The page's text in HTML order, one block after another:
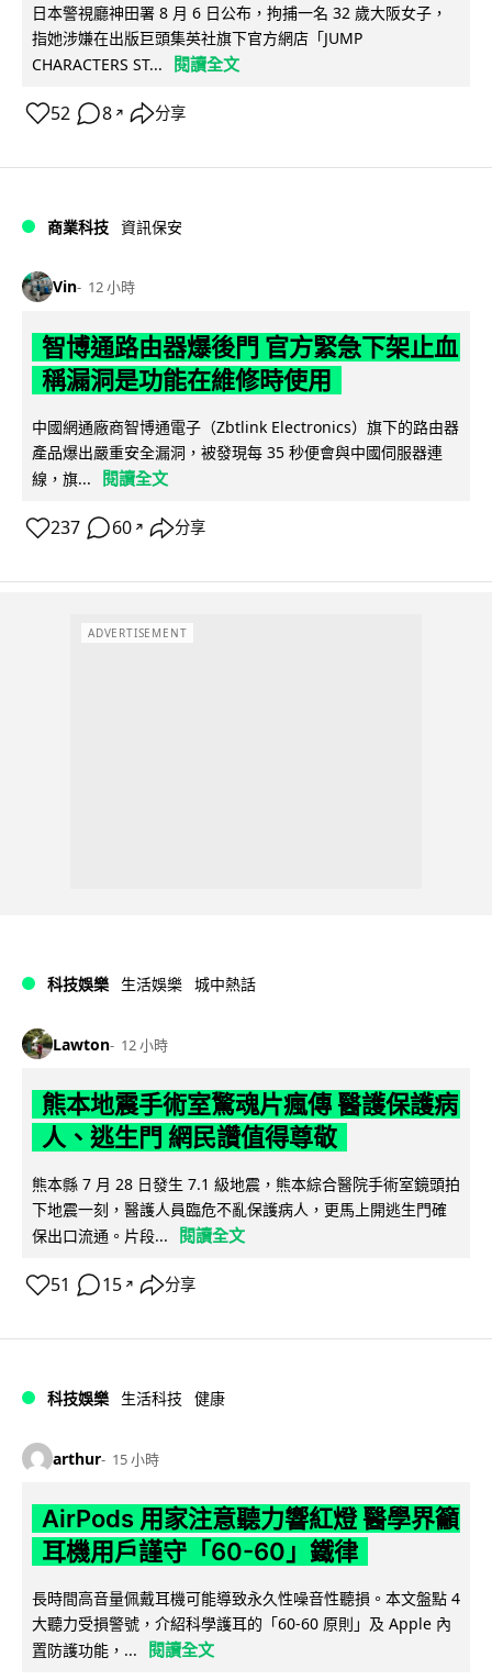
日本警視廳神田署 8 月 6 日公布，拘捕一名 32 歲大阪女子，
指她涉嫌在出版巨頭集英社旗下官方網店「JUMP
CHARACTERS ST...
閱讀全文
52 8 ↗ 分享
商業科技 資訊保安
Vin 12 小時
智博通路由器爆後門 官方緊急下架止血
稱漏洞是功能在維修時使用
中國網通廠商智博通電子（Zbtlink Electronics）旗下的路由器
產品爆出嚴重安全漏洞，被發現每 35 秒便會與中國伺服器連
線，旗...
閱讀全文
237 60 ↗ 分享
ADVERTISEMENT
科技娛樂 生活娛樂 城中熱話
Lawton 12 小時
熊本地震手術室驚魂片瘋傳 醫護保護病
人、逃生門 網民讚值得尊敬
熊本縣 7 月 28 日發生 7.1 級地震，熊本綜合醫院手術室鏡頭拍
下地震一刻，醫護人員臨危不亂保護病人，更馬上開逃生門確
保出口流通。片段...
閱讀全文
51 15 ↗ 分享
科技娛樂 生活科技 健康
arthur 15 小時
AirPods 用家注意聽力響紅燈 醫學界籲
耳機用戶謹守「60-60」鐵律
長時間高音量佩戴耳機可能導致永久性噪音性聽損。本文盤點 4
大聽力受損警號，介紹科學護耳的「60-60 原則」及 Apple 內
置防護功能，...
閱讀全文